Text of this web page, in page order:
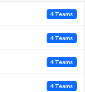
4 Teams
4 Teams
4 Teams
4 Teams